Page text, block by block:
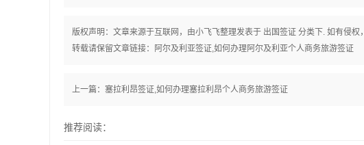
版权声明：文章来源于互联网，由小飞飞整理发表于 出国签证 分类下. 如有侵权
转载请保留文章链接：
阿尔及利亚签证,如何办理阿尔及利亚个人商务旅游签证
上一篇： 塞拉利昂签证,如何办理塞拉利昂个人商务旅游签证
推荐阅读：